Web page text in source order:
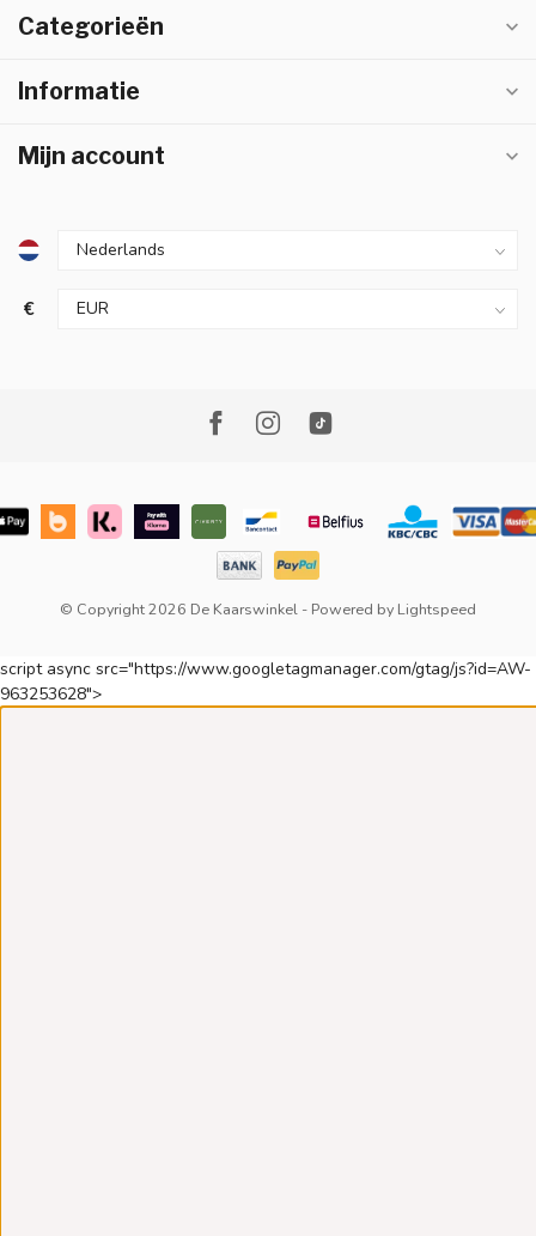
Categorieën
Informatie
Mijn account
€
© Copyright 2026 De Kaarswinkel - Powered by Lightspeed
script async src="https://www.googletagmanager.com/gtag/js?id=AW-
963253628">